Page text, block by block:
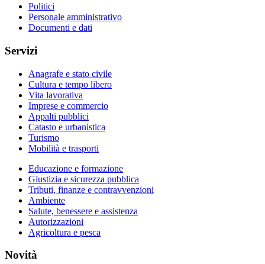
Politici
Personale amministrativo
Documenti e dati
Servizi
Anagrafe e stato civile
Cultura e tempo libero
Vita lavorativa
Imprese e commercio
Appalti pubblici
Catasto e urbanistica
Turismo
Mobilità e trasporti
Educazione e formazione
Giustizia e sicurezza pubblica
Tributi, finanze e contravvenzioni
Ambiente
Salute, benessere e assistenza
Autorizzazioni
Agricoltura e pesca
Novità